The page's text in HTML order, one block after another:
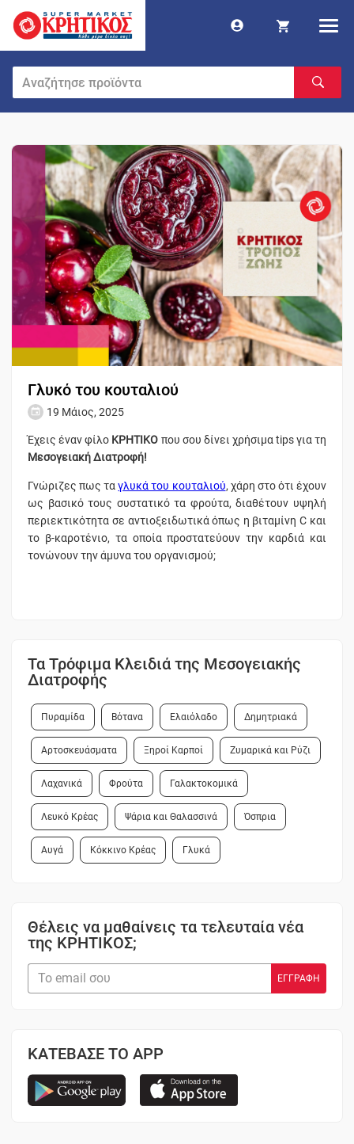
Γλυκό του κουταλιού
19 Μάιος, 2025
Έχεις έναν φίλο ΚΡΗΤΙΚΟ που σου δίνει χρήσιμα tips για τη
Μεσογειακή Διατροφή!
Γνώριζες πως ταγλυκά του κουταλιού, χάρη στο ότι έχουν
ως βασικό τους συστατικό τα φρούτα, διαθέτουν υψηλή
περιεκτικότητα σε αντιοξειδωτικά όπως η βιταμίνη C και
το β-καροτένιο, τα οποία προστατεύουν την καρδιά και
τονώνουν την άμυνα του οργανισμού;
Τα Τρόφιμα Κλειδιά της Μεσογειακής
Διατροφής
Πυραμίδα Βότανα Ελαιόλαδο Δημητριακά
Αρτοσκευάσματα Ξηροί Καρποί Ζυμαρικά και Ρύζι
Λαχανικά Φρούτα Γαλακτοκομικά
Λευκό Κρέας Ψάρια και Θαλασσινά Όσπρια
Αυγά Κόκκινο Κρέας Γλυκά
Θέλεις να μαθαίνεις τα τελευταία νέα
της ΚΡΗΤΙΚΟΣ;
ΚΑΤΕΒΑΣΕ ΤΟ APP